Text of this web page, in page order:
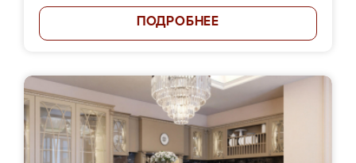
ПОДРОБНЕЕ